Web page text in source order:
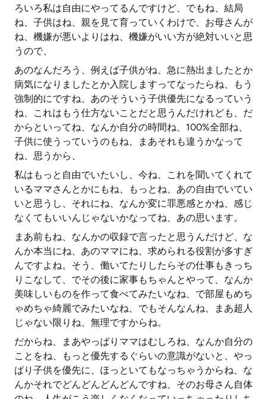
ろいろ私は自由にやってるんですけど、でもね、結局
ね、子供はね、親を見て育っていくわけで、お母さんが
ね、機嫌が悪いよりはね、機嫌がいい方が絶対いいと思
うので、
あのなんだろう、例えば子供がね、急に熱出ましたとか
病気になりましたとか入院しますってなったらね、もう
強制的にですね、あのそういう子供優先になるっていう
ね、これはもう仕方ないことだと思うんだけれども、だ
からといってね、なんか自分の時間ね、100%全部ね、
子供に使うっていうのもね、まあそれも違うかなって
ね、思うから、
私はもっと自由でいたいし、今ね、これを聞いてくれて
いるママさんとかにもね、もっとね、あの自由でいてい
いと思うし、それにね、なんか変に罪悪感とかね、感じ
なくてもいいんじゃないかなってね、あの思います。
まあ前もね、なんかの収録で言ったと思うんだけど、な
んか本当にね、あのママにね、求められる役割が多すぎ
んですよね。そう、働いてたりしたらその仕事もきっち
りこなして、でその後に家事もちゃんとやって、なんか
美味しいものを作って食べてみたいなね、で部屋もめち
ゃめちゃ綺麗でみたいなね、でもそんなんね、まあ超人
じゃない限りね、無理ですからね。
だからね、まあやっぱりママはむしろね、なんか自分の
ことをね、もっと優先するぐらいの意識がないと、やっ
ぱり子供を優先に、ほっといてもなっちゃうからね、な
んかそれでどんどんどんどんですね、そのお母さん自体